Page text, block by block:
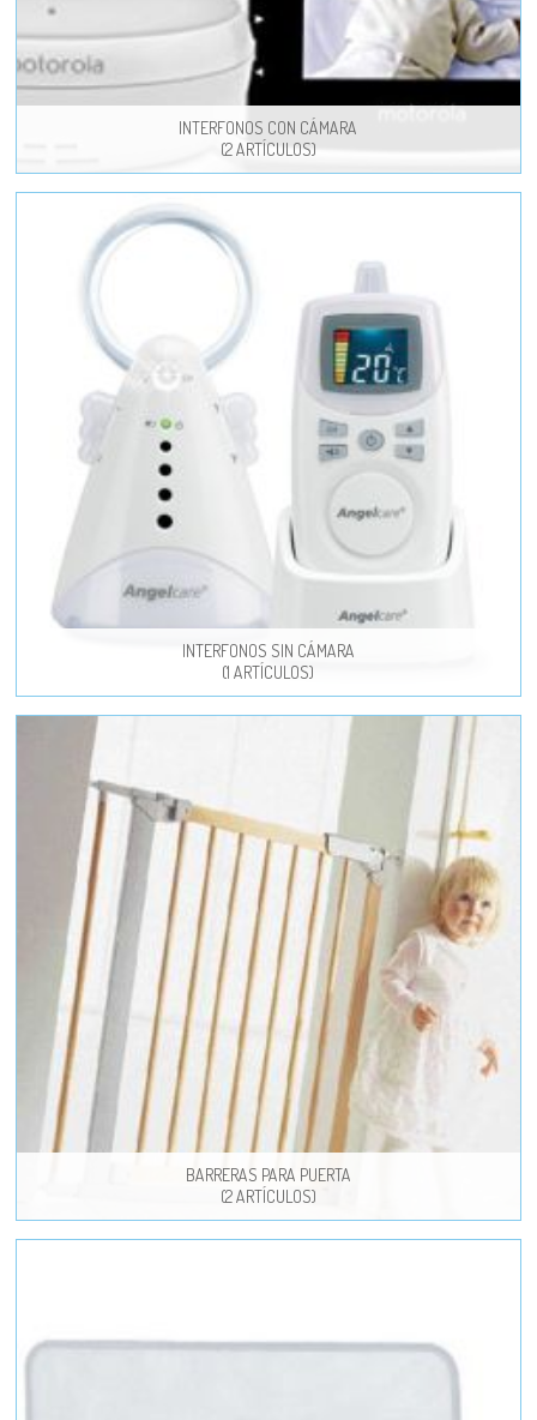
INTERFONOS CON CÁMARA
(2 ARTÍCULOS)
INTERFONOS SIN CÁMARA
(1 ARTÍCULOS)
BARRERAS PARA PUERTA
(2 ARTÍCULOS)